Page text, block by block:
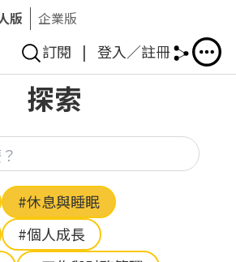
版 企業版
訂閱 | 登入／註冊
探索
#休息與睡眠
#個人成長